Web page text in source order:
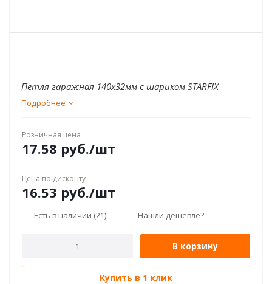
Петля гаражная 140x32мм с шариком STARFIX
Подробнее
Розничная цена
17.58 руб./шт
Цена по дисконту
16.53 руб./шт
Есть в наличии (21) Нашли дешевле?
В корзину
Купить в 1 клик